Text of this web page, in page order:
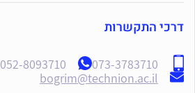
דרכי התקשרות
073-3783710
052-8093710
bogrim@technion.ac.il